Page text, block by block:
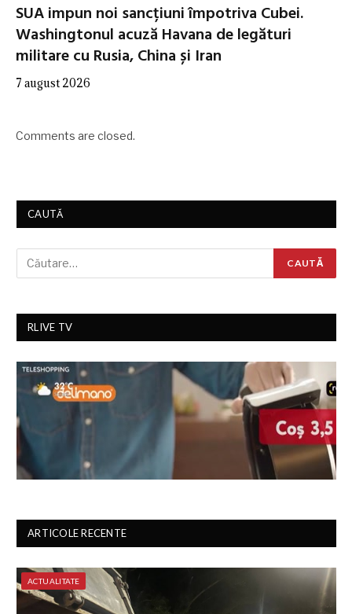
SUA impun noi sancțiuni împotriva Cubei.
Washingtonul acuză Havana de legături
militare cu Rusia, China și Iran
7 august 2026
Comments are closed.
CAUTĂ
RLIVE TV
ARTICOLE RECENTE
ACTUALITATE